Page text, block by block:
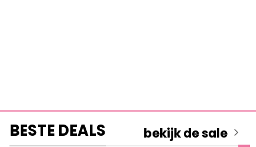
BESTE DEALS bekijk de sale